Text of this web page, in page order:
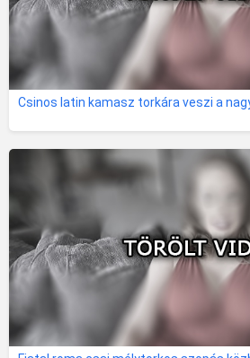
Csinos latin kamasz torkára veszi a